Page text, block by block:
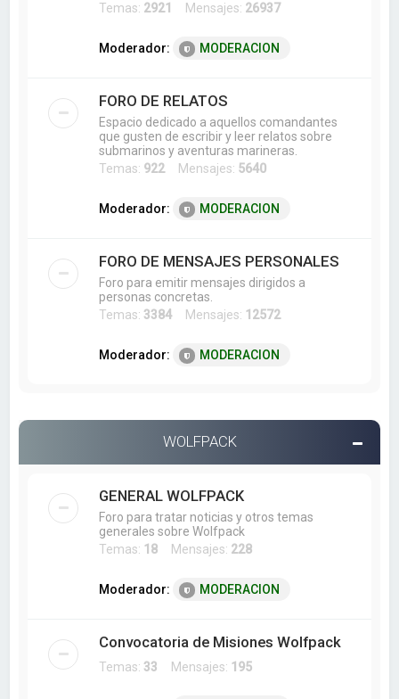
Temas: 2921 Mensajes: 26937
Moderador: MODERACION
FORO DE RELATOS
Espacio dedicado a aquellos comandantes
que gusten de escribir y leer relatos sobre
submarinos y aventuras marineras.
Temas: 922Mensajes: 5640
Moderador: MODERACION
FORO DE MENSAJES PERSONALES
Foro para emitir mensajes dirigidos a
personas concretas.
Temas: 3384 Mensajes: 12572
Moderador: MODERACION
WOLFPACK
GENERAL WOLFPACK
Foro para tratar noticias y otros temas
generales sobre Wolfpack
Temas: 18 Mensajes: 228
Moderador: MODERACION
Convocatoria de Misiones Wolfpack
Temas: 33 Mensajes: 195